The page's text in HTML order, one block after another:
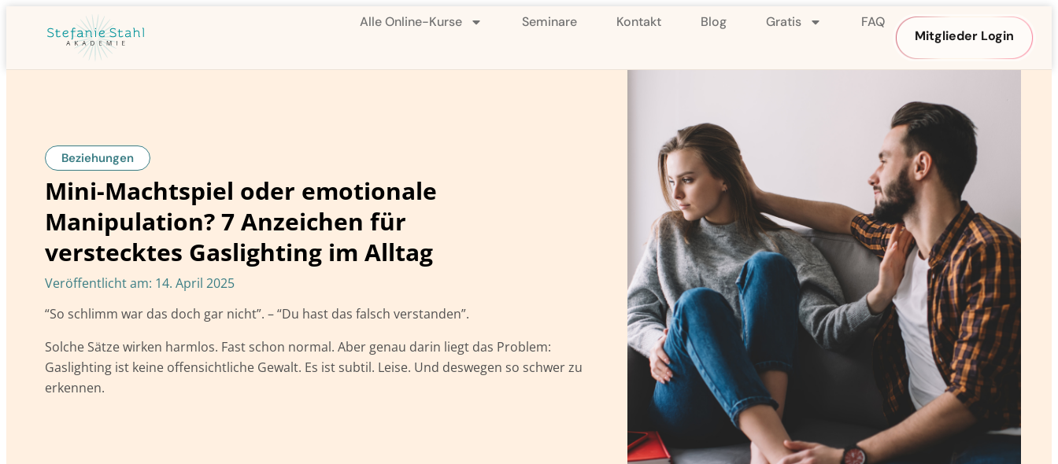
Alle Online-Kurse Seminare Kontakt Blog Gratis
FAQ
Mitglieder Login
Beziehungen
Mini-Machtspiel oder emotionale
Manipulation? 7 Anzeichen für
verstecktes Gaslighting im Alltag
Veröffentlicht am: 14. April 2025
“So schlimm war das doch gar nicht”. – “Du hast das falsch verstanden”.
Solche Sätze wirken harmlos. Fast schon normal. Aber genau darin liegt das Problem:
Gaslighting ist keine offensichtliche Gewalt. Es ist subtil. Leise. Und deswegen so schwer zu
erkennen.